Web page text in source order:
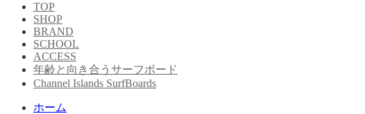
TOP
SHOP
BRAND
SCHOOL
ACCESS
年齢と向き合うサーフボード
Channel Islands SurfBoards
ホーム